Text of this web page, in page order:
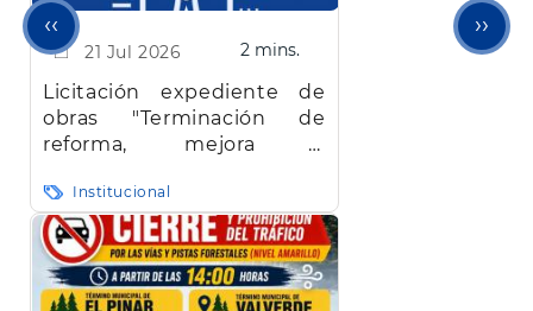
21 Jul 2026 2 mins.
Licitación expediente de
obras "Terminación de
reforma, mejora y
Residencia de Mayores de
El Pinar de El Hierro"
Institucional
Página
anterior
‹‹ ››